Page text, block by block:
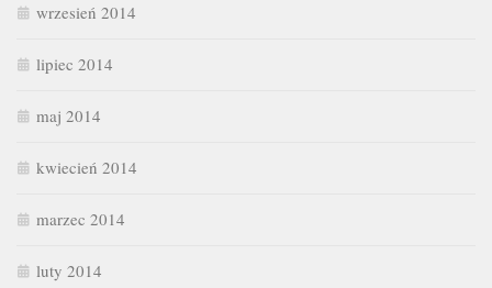
wrzesień 2014
lipiec 2014
maj 2014
kwiecień 2014
marzec 2014
luty 2014